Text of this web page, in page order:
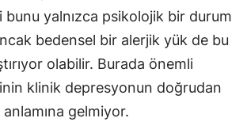
Kırşehir
Kocaeli
Konya
bunu yalnızca psikolojik bir durum
bedensel bir alerjik yük de bu
olabilir. Burada önemli
klinik depresyonun doğrudan
gelmiyor.